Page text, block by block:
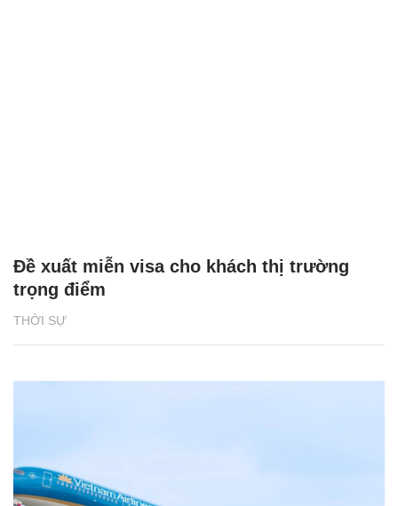
THỜI SỰ
Đề xuất miễn visa cho khách thị trường
trọng điểm